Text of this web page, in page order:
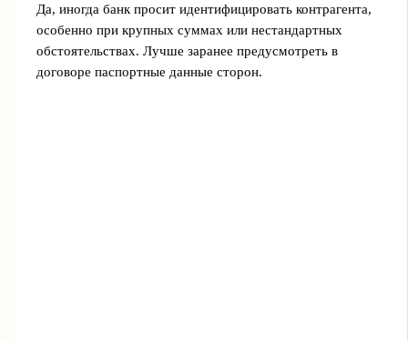
Да, иногда банк просит идентифицировать контрагента,
особенно при крупных суммах или нестандартных
обстоятельствах. Лучше заранее предусмотреть в
договоре паспортные данные сторон.